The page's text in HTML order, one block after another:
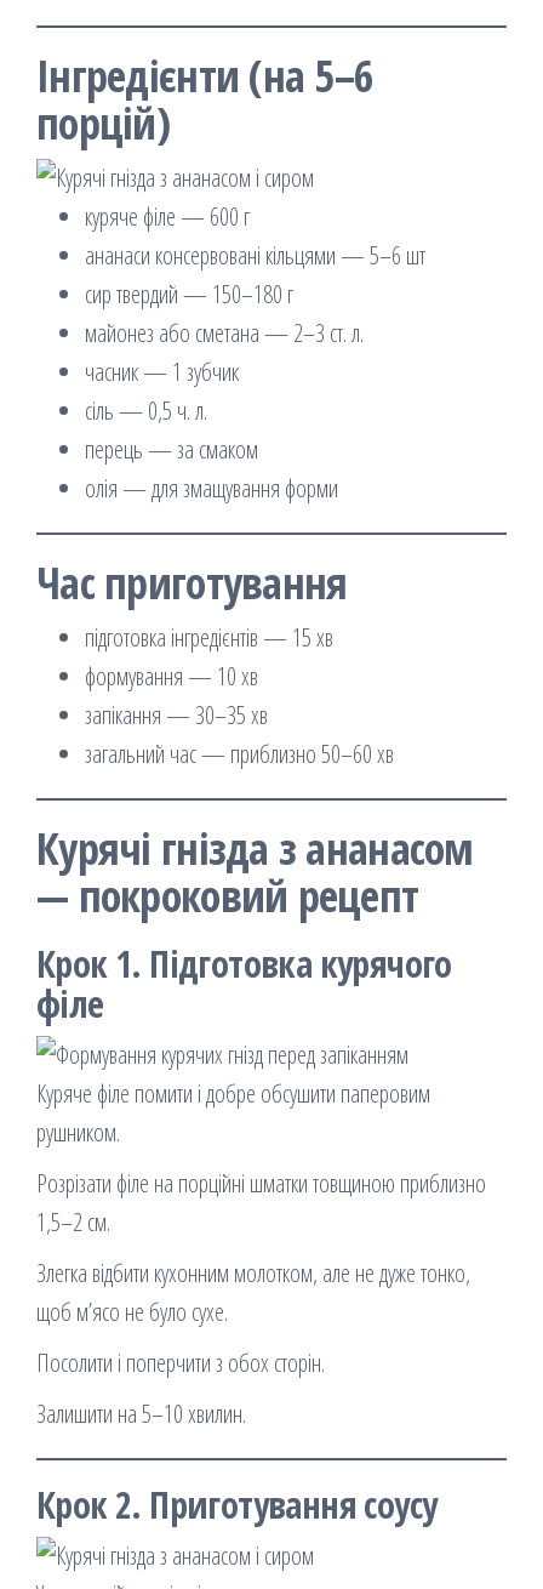
Інгредієнти (на 5–6
порцій)
куряче філе — 600 г
ананаси консервовані кільцями — 5–6 шт
сир твердий — 150–180 г
майонез або сметана — 2–3 ст. л.
часник — 1 зубчик
сіль — 0,5 ч. л.
перець — за смаком
олія — для змащування форми
Час приготування
підготовка інгредієнтів — 15 хв
формування — 10 хв
запікання — 30–35 хв
загальний час — приблизно 50–60 хв
Курячі гнізда з ананасом
— покроковий рецепт
Крок 1. Підготовка курячого
філе
Куряче філе помити і добре обсушити паперовим
рушником.
Розрізати філе на порційні шматки товщиною приблизно
1,5–2 см.
Злегка відбити кухонним молотком, але не дуже тонко,
щоб м’ясо не було сухе.
Посолити і поперчити з обох сторін.
Залишити на 5–10 хвилин.
Крок 2. Приготування соусу